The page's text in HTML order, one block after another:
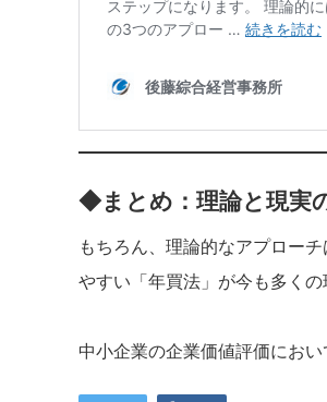
◆まとめ：理論と現実
もちろん、理論的なアプロー
やすい「年買法」が今も多く
中小企業の企業価値評価におい